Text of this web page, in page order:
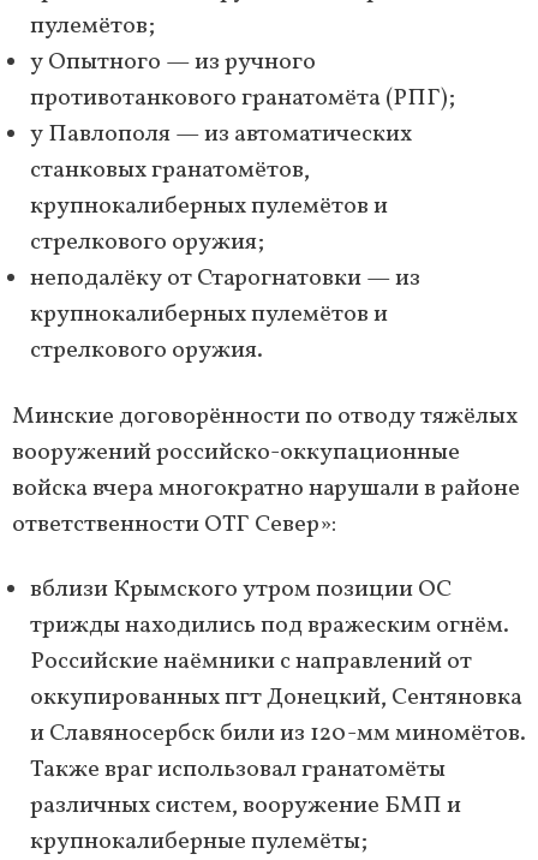
пулемётов;
у Опытного — из ручного
противотанкового гранатомёта (РПГ);
у Павлополя — из автоматических
станковых гранатомётов,
крупнокалиберных пулемётов и
стрелкового оружия;
неподалёку от Старогнатовки — из
крупнокалиберных пулемётов и
стрелкового оружия.
Минские договорённости по отводу тяжёлых
вооружений российско-оккупационные
войска вчера многократно нарушали в районе
ответственности ОТГ Север»:
вблизи Крымского утром позиции ОС
трижды находились под вражеским огнём.
Российские наёмники с направлений от
оккупированных пгт Донецкий, Сентяновка
и Славяносербск били из 120-мм миномётов.
Также враг использовал гранатомёты
различных систем, вооружение БМП и
крупнокалиберные пулемёты;